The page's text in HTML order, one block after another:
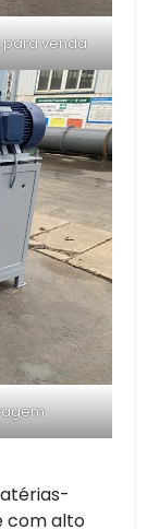
venda
com alto